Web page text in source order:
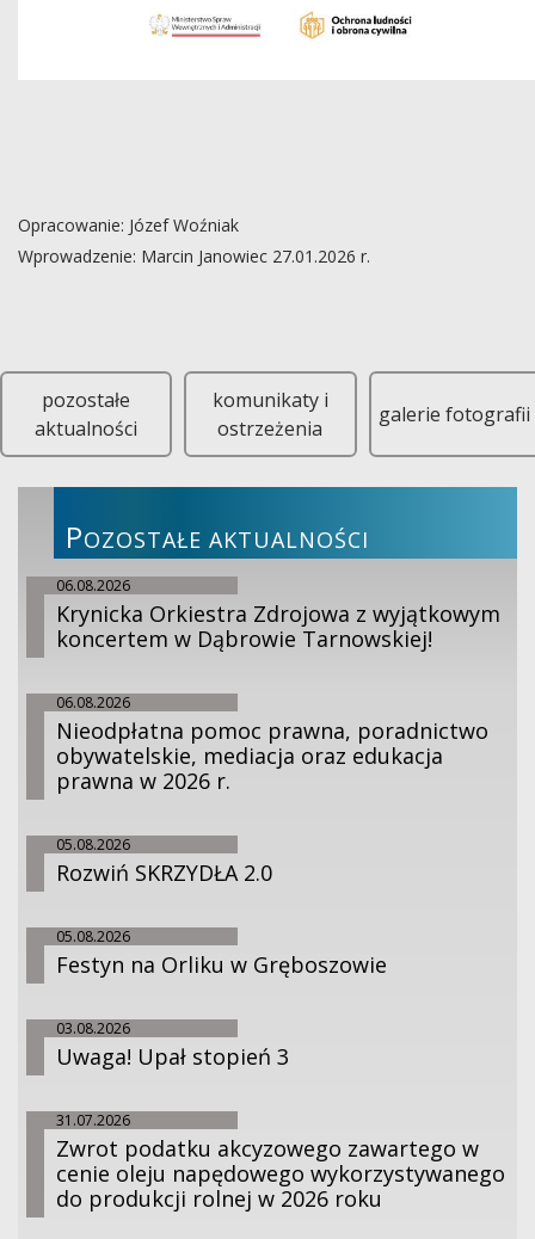
Opracowanie: Józef Woźniak
Wprowadzenie: Marcin Janowiec 27.01.2026 r.
pozostałe
aktualności
komunikaty i
ostrzeżenia
galerie fotografii
POZOSTAŁE AKTUALNOŚCI
06.08.2026
Krynicka Orkiestra Zdrojowa z wyjątkowym
koncertem w Dąbrowie Tarnowskiej!
06.08.2026
Nieodpłatna pomoc prawna, poradnictwo
obywatelskie, mediacja oraz edukacja
prawna w 2026 r.
05.08.2026
Rozwiń SKRZYDŁA 2.0
05.08.2026
Festyn na Orliku w Gręboszowie
03.08.2026
Uwaga! Upał stopień 3
31.07.2026
Zwrot podatku akcyzowego zawartego w
cenie oleju napędowego wykorzystywanego
do produkcji rolnej w 2026 roku